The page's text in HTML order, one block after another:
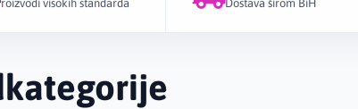
visokih standarda Dostava širom BiH